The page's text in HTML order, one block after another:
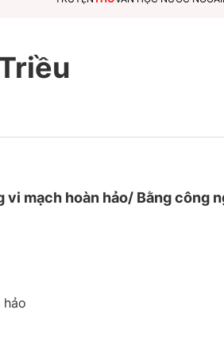
mạch hoàn hảo/ Bằng công
hảo